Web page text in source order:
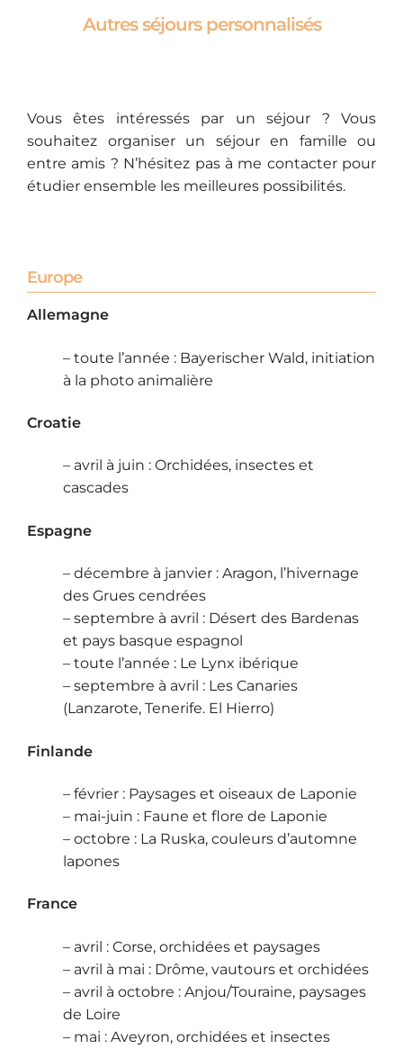
Autres séjours personnalisés
Vous êtes intéressés par un séjour ? Vous
souhaitez organiser un séjour en famille ou
entre amis ? N’hésitez pas à me contacter pour
étudier ensemble les meilleures possibilités.
Europe
Allemagne
– toute l’année : Bayerischer Wald, initiation
à la photo animalière
Croatie
– avril à juin : Orchidées, insectes et
cascades
Espagne
– décembre à janvier : Aragon, l’hivernage
des Grues cendrées
– septembre à avril : Désert des Bardenas
et pays basque espagnol
– toute l’année : Le Lynx ibérique
– septembre à avril : Les Canaries
(Lanzarote, Tenerife. El Hierro)
Finlande
– février : Paysages et oiseaux de Laponie
– mai-juin : Faune et flore de Laponie
– octobre : La Ruska, couleurs d’automne
lapones
France
– avril : Corse, orchidées et paysages
– avril à mai : Drôme, vautours et orchidées
– avril à octobre : Anjou/Touraine, paysages
de Loire
– mai : Aveyron, orchidées et insectes